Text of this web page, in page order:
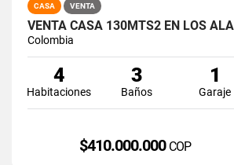
CASA VENTA
VENTA CASA 130MTS2 EN LOS
Colombia
4
Habitaciones
3
Baños
1
Garaje
$410.000.000 COP